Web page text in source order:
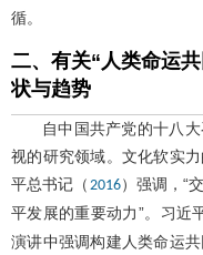
循。
二、有关“人类命运
状与趋势
自中国共产党的十八
视的研究领域。文化软实
平总书记（ 2016）强调，“
平发展的重要动力”。习近
演讲中强调构建人类命运